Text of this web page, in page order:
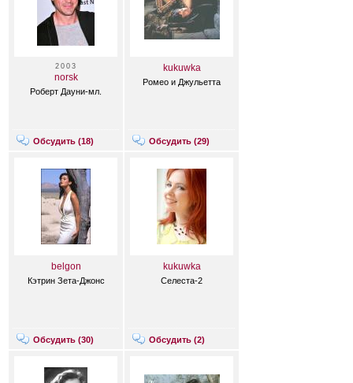
2003
norsk
Роберт Дауни-мл.
Обсудить (18)
kukuwka
Ромео и Джульетта
Обсудить (29)
belgon
Кэтрин Зета-Джонс
Обсудить (30)
kukuwka
Селеста-2
Обсудить (2)